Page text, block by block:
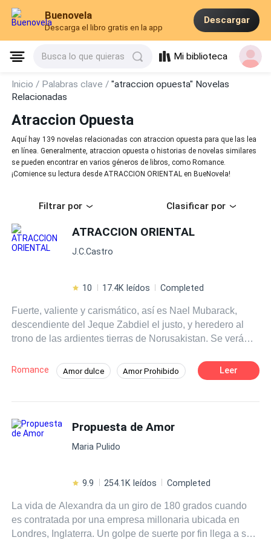
Buenovela
Descarga el libro gratis en la app
Descargar
Busca lo que quieras Mi biblioteca
Inicio / Palabras clave /"atraccion opuesta" Novelas
Relacionadas
Atraccion Opuesta
Aquí hay 139 novelas relacionadas con atraccion opuesta para que las lea
en línea. Generalmente, atraccion opuesta o historias de novelas similares
se pueden encontrar en varios géneros de libros, como Romance.
¡Comience su lectura desde ATRACCION ORIENTAL en BueNovela!
Filtrar por Clasificar por
ATRACCION ORIENTAL
J.C.Castro
10 17.4K leídos Completed
Fuerte, valiente y carismático, así es Nael Mubarack,
descendiente del Jeque Zabdiel el justo, y heredero al
trono de las ardientes tierras de Norusakistan. Se verá
corazón y el amor al pueblo.
Romance Amor dulce Amor Prohibido Leer
Propuesta de Amor
Maria Pulido
9.9 254.1K leídos Completed
La vida de Alexandra da un giro de 180 grados cuando
es contratada por una empresa millonaria ubicada en
Londres, Inglaterra. Un golpe de suerte por fin llega a su